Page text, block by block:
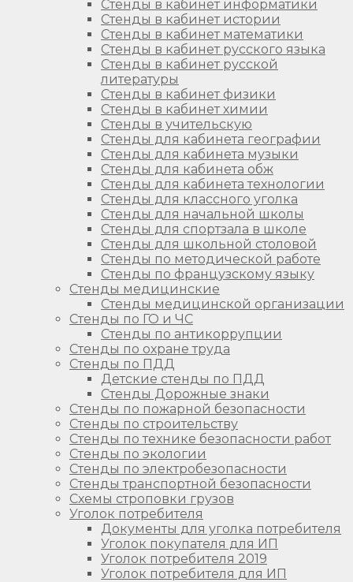
Стенды в кабинет информатики
Стенды в кабинет истории
Стенды в кабинет математики
Стенды в кабинет русского языка
Стенды в кабинет русской
литературы
Стенды в кабинет физики
Стенды в кабинет химии
Стенды в учительскую
Стенды для кабинета географии
Стенды для кабинета музыки
Стенды для кабинета обж
Стенды для кабинета технологии
Стенды для классного уголка
Стенды для начальной школы
Стенды для спортзала в школе
Стенды для школьной столовой
Стенды по методической работе
Стенды по французскому языку
Стенды медицинские
Стенды медицинской организации
Стенды по ГО и ЧС
Стенды по антикоррупции
Стенды по охране труда
Стенды по ПДД
Детские стенды по ПДД
Стенды Дорожные знаки
Стенды по пожарной безопасности
Стенды по строительству
Стенды по технике безопасности работ
Стенды по экологии
Стенды по электробезопасности
Стенды транспортной безопасности
Схемы строповки грузов
Уголок потребителя
Документы для уголка потребителя
Уголок покупателя для ИП
Уголок потребителя 2019
Уголок потребителя для ИП